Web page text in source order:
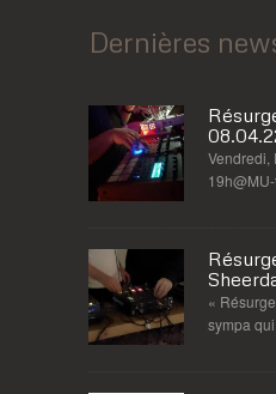
Dernières
«
sympa